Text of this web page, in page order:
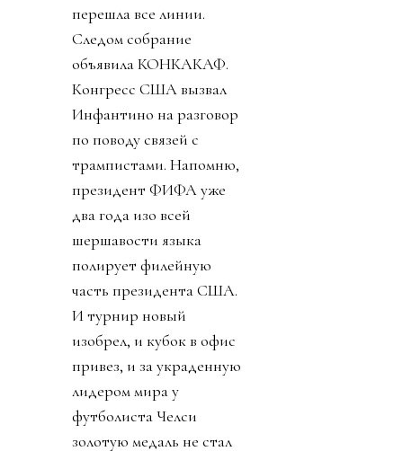
перешла все линии.
Следом собрание
объявила КОНКАКАФ.
Конгресс США вызвал
Инфантино на разговор
по поводу связей с
трампистами. Напомню,
президент ФИФА уже
два года изо всей
шершавости языка
полирует филейную
часть президента США.
И турнир новый
изобрел, и кубок в офис
привез, и за украденную
лидером мира у
футболиста Челси
золотую медаль не стал